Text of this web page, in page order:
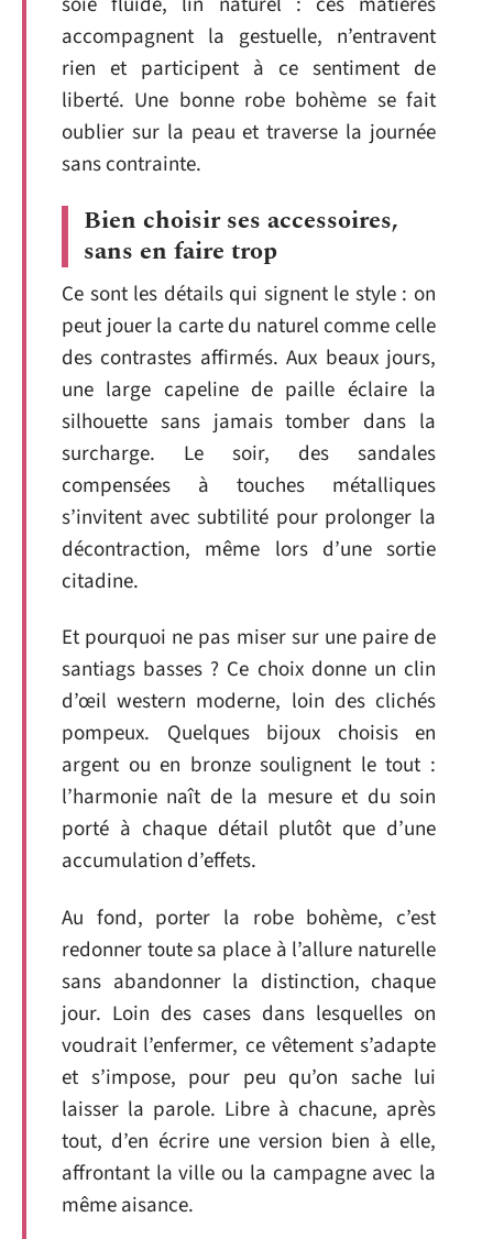
accompagnent la gestuelle, n’entravent
rien et participent à ce sentiment de
liberté. Une bonne robe bohème se fait
oublier sur la peau et traverse la journée
sans contrainte.
Bien choisir ses accessoires,
sans en faire trop
Ce sont les détails qui signent le style : on
peut jouer la carte du naturel comme celle
des contrastes affirmés. Aux beaux jours,
une large capeline de paille éclaire la
silhouette sans jamais tomber dans la
surcharge. Le soir, des sandales
compensées à touches métalliques
s’invitent avec subtilité pour prolonger la
décontraction, même lors d’une sortie
citadine.
Et pourquoi ne pas miser sur une paire de
santiags basses ? Ce choix donne un clin
d’œil western moderne, loin des clichés
pompeux. Quelques bijoux choisis en
argent ou en bronze soulignent le tout :
l’harmonie naît de la mesure et du soin
porté à chaque détail plutôt que d’une
accumulation d’effets.
Au fond, porter la robe bohème, c’est
redonner toute sa place à l’allure naturelle
sans abandonner la distinction, chaque
jour. Loin des cases dans lesquelles on
voudrait l’enfermer, ce vêtement s’adapte
et s’impose, pour peu qu’on sache lui
laisser la parole. Libre à chacune, après
tout, d’en écrire une version bien à elle,
affrontant la ville ou la campagne avec la
même aisance.